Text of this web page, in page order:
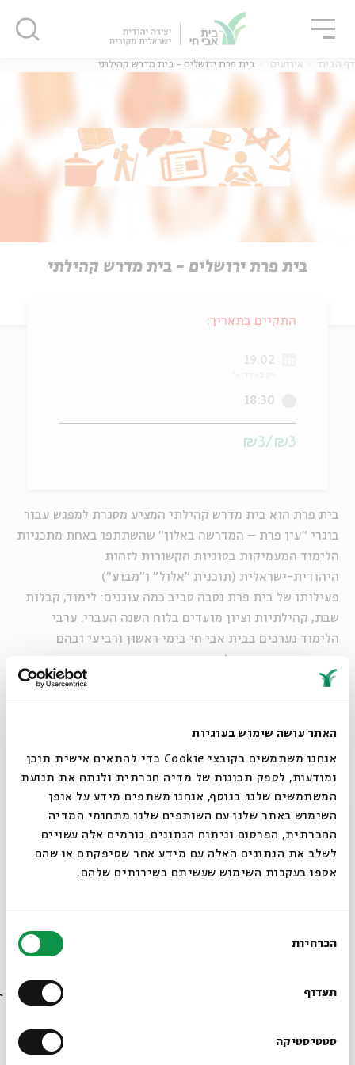
האתר עושה שימוש בעוגיות
אנחנו משתמשים בקובצי Cookie כדי להתאים אישית תוכן
ומודעות, לספק תכונות של מדיה חברתית ולנתח את תנועת
המשתמשים שלנו. בנוסף, אנחנו משתפים מידע על אופן
השימוש באתר שלנו עם השותפים שלנו מתחומי המדיה
החברתית, הפרסום וניתוח הנתונים. גורמים אלה עשויים
לשלב את הנתונים האלה עם מידע אחר שסיפקתם או שהם
אספו בעקבות השימוש שעשיתם בשירותים שלהם.
הסכמה
הכרחיות
תעדוף
סטטיסטיקה
דף הבית אירועים בית פרת ירושלים - בית מדרש קהילתי
בית פרת ירושלים - בית מדרש קהילתי
בית פרת הוא בית מדרש קהילתי המציע מסגרת למפגש עבור
בוגרי "עין פרת – המדרשה באלון" שהשתתפו באחת מתכניות
הלימוד המעמיקות בסוגיות הקשורות לזהות
היהודית-ישראלית (תוכנית "אלול" ו"מבוע")
פעילותו של בית פרת נסבה סביב כמה עוגנים: לימוד, קבלות
שבת, קהילתיות וציון מועדים בלוח השנה העברי. ערבי
הלימוד נערכים בבית אבי חי בימי ראשון ורביעי ובהם
מתקיימות הרצאות ולימוד בקבוצות קטנות וקבועות.
הפעילות פתוחה לקהל הרחב, ובייחוד לאלה המעוניינים
ללמוד ולהעמיק בסוגיות ובמורכבויות הטמונות בזהות
והמרחב המשותפים שלנו.
המעוניינים להיות חלק מבית המדרש מוזמנים להגיע
בקביעות לפעילויות, וכך לחוות לעומק את המפגש עם
אפשר למצוא אותנו בפייסבוק בקבוצה "בית פרת - ירושלים"
midrasha.einprat.org
זהות יהודית ישראלית
התקיים בתאריך:
19.02
18:30
₪3/₪3
סגור
סגור